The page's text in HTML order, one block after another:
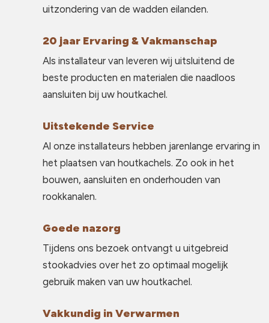
uitzondering van de wadden eilanden.
20 jaar Ervaring & Vakmanschap
Als installateur van leveren wij uitsluitend de
beste producten en materialen die naadloos
aansluiten bij uw houtkachel.
Uitstekende Service
Al onze installateurs hebben jarenlange ervaring in
het plaatsen van houtkachels. Zo ook in het
bouwen, aansluiten en onderhouden van
rookkanalen.
Goede nazorg
Tijdens ons bezoek ontvangt u uitgebreid
stookadvies over het zo optimaal mogelijk
gebruik maken van uw houtkachel.
Vakkundig in Verwarmen